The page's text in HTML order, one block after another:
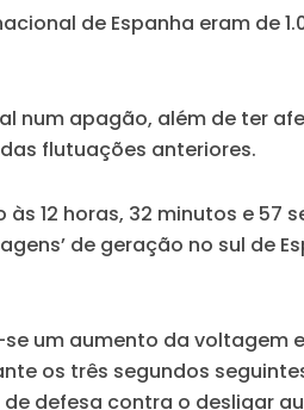
de Espanha eram de
num apagão, além de ter
flutuações anteriores.
12 horas, 32 minutos e 57
de geração no sul de
um aumento da voltagem
os três segundos
defesa contra o desligar